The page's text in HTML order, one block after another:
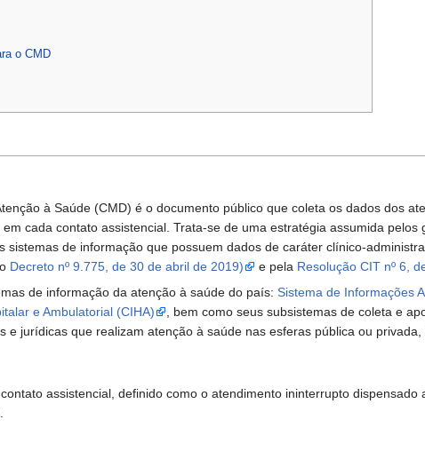
o CMD
à Saúde (CMD) é o documento público que coleta os dados dos
cada contato assistencial. Trata-se de uma estratégia assumida
sistemas de informação que possuem dados de caráter clínico-
Decreto nº 9.775, de 30 de abril de 2019) e pela Resolução CIT nº 6,
de informação da atenção à saúde do país: Sistema de Informações
e Ambulatorial (CIHA)
, bem como seus subsistemas de coleta e
e jurídicas que realizam atenção à saúde nas esferas pública ou privada,
assistencial, definido como o atendimento ininterrupto